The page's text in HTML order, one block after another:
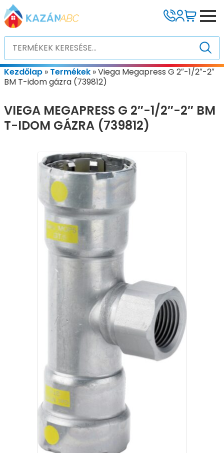
Kezdőlap » Termékek »Viega Megapress G 2″-1/2″-2″
BM T-idom gázra (739812)
VIEGA MEGAPRESS G 2″-1/2″-2″ BM
T-IDOM GÁZRA (739812)